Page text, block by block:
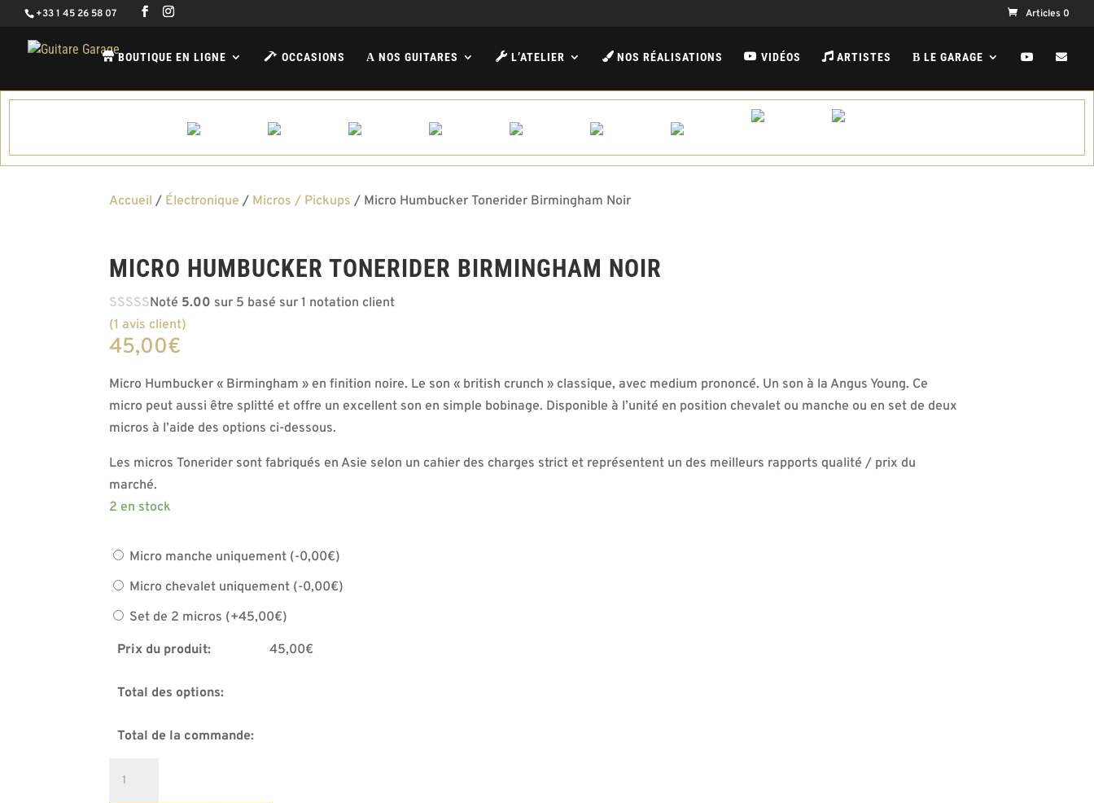
+33 1 45 26 58 07 Articles 0
BOUTIQUE EN LIGNE OCCASIONS A NOS GUITARES L’ATELIER NOS RÉALISATIONS VIDÉOS ARTISTES B LE GARAGE
Accueil / Électronique / Micros / Pickups / Micro Humbucker Tonerider Birmingham Noir
MICRO HUMBUCKER TONERIDER BIRMINGHAM NOIR
Noté 5.00 sur 5 basé sur1 notation client
(1 avis client)
45,00€
Micro Humbucker « Birmingham » en finition noire. Le son « british crunch » classique, avec medium prononcé. Un son à la Angus Young. Ce
micro peut aussi être splitté et offre un excellent son en simple bobinage. Disponible à l’unité en position chevalet ou manche ou en set de deux
micros à l’aide des options ci-dessous.
Les micros Tonerider sont fabriqués en Asie selon un cahier des charges strict et représentent un des meilleurs rapports qualité / prix du
marché.
2 en stock
Micro manche uniquement (-0,00€)
Micro chevalet uniquement (-0,00€)
Set de 2 micros (+45,00€)
Prix du produit:
45,00€
Total des options:
Total de la commande: